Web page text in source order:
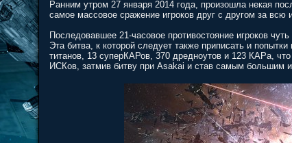
Ранним утром 27 января 2014 года, произошла некая
самое массовое сражение игроков друг с другом за всю
Последовавшее 21-часовое противостояние игроков
Эта битва, к которой следует также приписать и
титанов, 13 суперКАРов, 370 дредноутов и 123 КАРа,
ИСКов, затмив битву при Asakai и став самым большим